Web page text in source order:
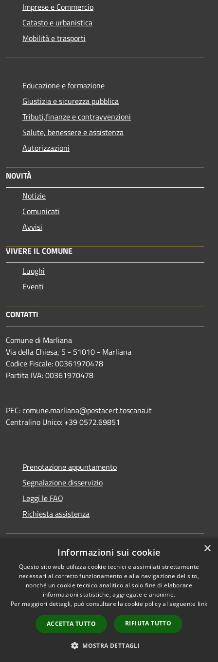
Imprese e Commercio
Catasto e urbanistica
Mobilità e trasporti
Educazione e formazione
Giustizia e sicurezza pubblica
Tributi,finanze e contravvenzioni
Salute, benessere e assistenza
Autorizzazioni
NOVITÀ
Notizie
Comunicati
Avvisi
VIVERE IL COMUNE
Luoghi
Eventi
CONTATTI
Comune di Marliana
Via della Chiesa, 5 - 51010 - Marliana
Codice Fiscale: 00361970478
Partita IVA: 00361970478
PEC: comune.marliana@postacert.toscana.it
Centralino Unico: +39 0572.69851
Prenotazione appuntamento
Segnalazione disservizio
Leggi le FAQ
Richiesta assistenza
Informativa privacy
Note legali
Dichiarazione di accessibilità
×
Informazioni sui cookie
Questo sito web utilizza cookie tecnici e assimilati strettamente
necessari al corretto funzionamento e alla navigazione del sito,
nonché un cookie tecnico analitico al solo fine di elaborare
informazioni statistiche, aggregate e anonime.
Per maggiori dettagli, può consultare la cookie policy al seguente link
ACCETTA TUTTO RIFIUTA TUTTO
MOSTRA DETTAGLI